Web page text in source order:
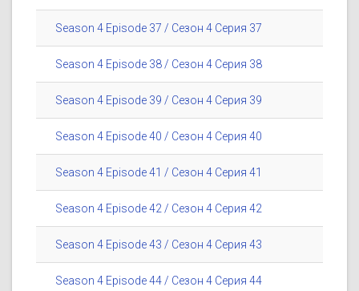
Season 4 Episode 37 / Сезон 4 Серия 37
Season 4 Episode 38 / Сезон 4 Серия 38
Season 4 Episode 39 / Сезон 4 Серия 39
Season 4 Episode 40 / Сезон 4 Серия 40
Season 4 Episode 41 / Сезон 4 Серия 41
Season 4 Episode 42 / Сезон 4 Серия 42
Season 4 Episode 43 / Сезон 4 Серия 43
Season 4 Episode 44 / Сезон 4 Серия 44